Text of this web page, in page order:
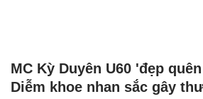
MC Kỳ Duyên U60 'đẹp
Diễm khoe nhan sắc gây